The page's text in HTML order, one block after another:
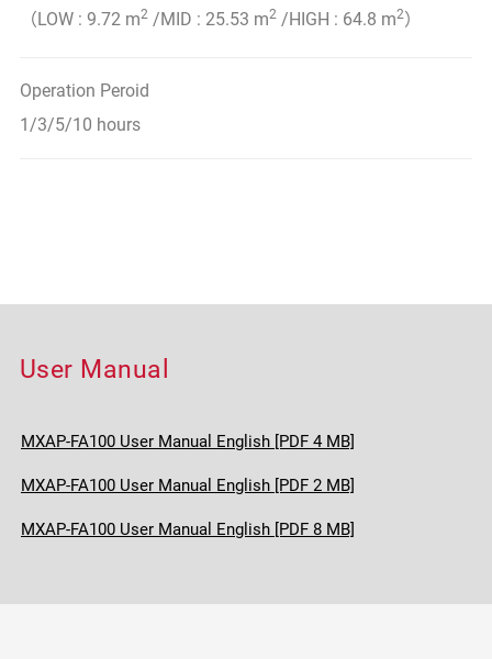
（LOW : 9.72 m2 /MID : 25.53 m2 /HIGH : 64.8 m2）
Operation Peroid
1/3/5/10 hours
User Manual
MXAP-FA100 User Manual English [PDF 4 MB]
MXAP-FA100 User Manual English [PDF 2 MB]
MXAP-FA100 User Manual English [PDF 8 MB]